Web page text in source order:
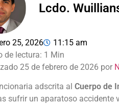
Lcdo.
25, 2026 11:15 am
25 de febrero de 2026 por
adscrita al Cuerpo de
sufrir un aparatoso accidente